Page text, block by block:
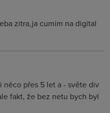
zitra,ja cumim na digital
něco přes 5 let a - světe div
fakt, že bez netu bych byl